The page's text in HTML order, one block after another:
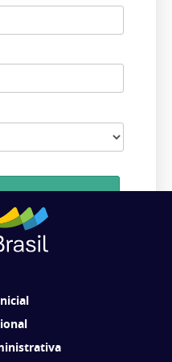
comunicações da ADIT